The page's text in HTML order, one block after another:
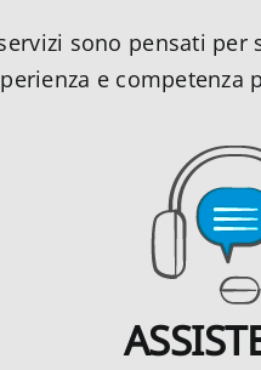
sono pensati
e